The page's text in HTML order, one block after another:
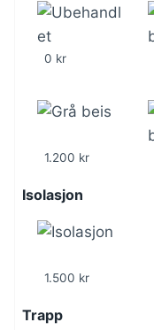
0 kr
1.200 kr
Isolasjon
1.500 kr
Trapp